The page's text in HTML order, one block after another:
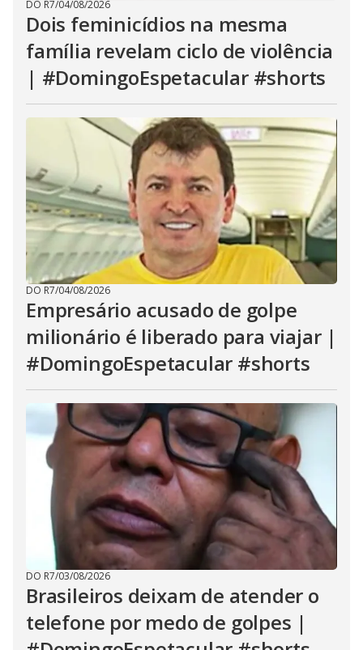
DO R7/04/08/2026
Dois feminicídios na mesma
família revelam ciclo de violência
| #DomingoEspetacular #shorts
DO R7/04/08/2026
Empresário acusado de golpe
milionário é liberado para viajar |
#DomingoEspetacular #shorts
DO R7/03/08/2026
Brasileiros deixam de atender o
telefone por medo de golpes |